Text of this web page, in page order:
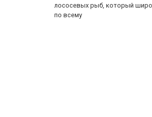
лососевых рыб, который
по всему